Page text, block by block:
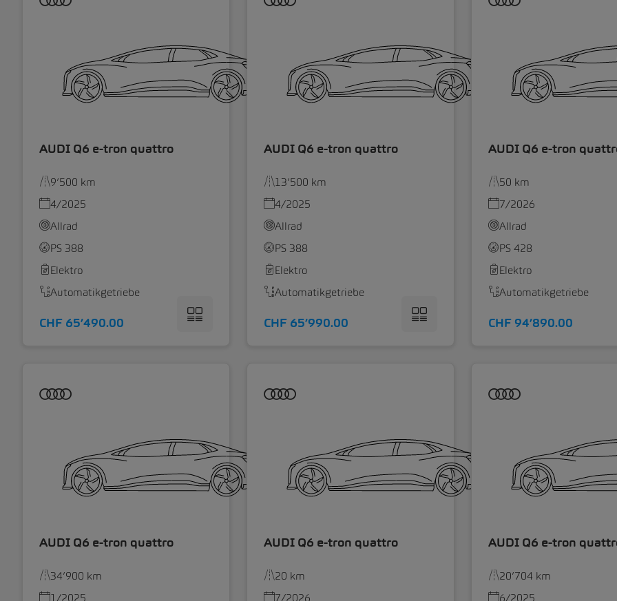
AUDI Q6 e-tron quattro
9’500 km
4/2025
Allrad
PS 388
Elektro
Automatikgetriebe
CHF 65’490.00
AUDI Q6 e-tron quattro
13’500 km
4/2025
Allrad
PS 388
Elektro
Automatikgetriebe
CHF 65’990.00
AUDI Q6 e-tron
50 km
7/2026
Allrad
PS 428
Elektro
Automatikgetriebe
CHF 94’890.00
AUDI Q6 e-tron quattro
34’900 km
1/2025
AUDI Q6 e-tron quattro
20 km
7/2026
AUDI Q6 e-tron
20’704 km
6/2025